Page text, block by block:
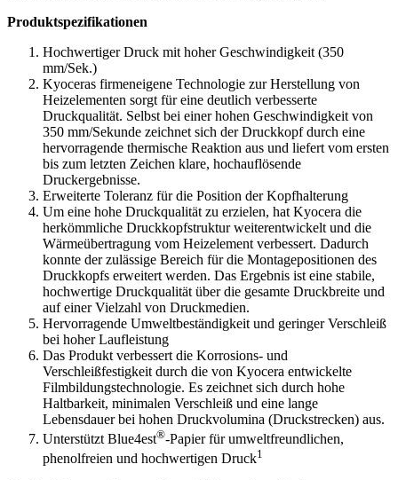
Produktspezifikationen
Hochwertiger Druck mit hoher Geschwindigkeit (350
mm/Sek.)
Kyoceras firmeneigene Technologie zur Herstellung von
Heizelementen sorgt für eine deutlich verbesserte
Druckqualität. Selbst bei einer hohen Geschwindigkeit von
350 mm/Sekunde zeichnet sich der Druckkopf durch eine
hervorragende thermische Reaktion aus und liefert vom ersten
bis zum letzten Zeichen klare, hochauflösende
Druckergebnisse.
Erweiterte Toleranz für die Position der Kopfhalterung
Um eine hohe Druckqualität zu erzielen, hat Kyocera die
herkömmliche Druckkopfstruktur weiterentwickelt und die
Wärmeübertragung vom Heizelement verbessert. Dadurch
konnte der zulässige Bereich für die Montagepositionen des
Druckkopfs erweitert werden. Das Ergebnis ist eine stabile,
hochwertige Druckqualität über die gesamte Druckbreite und
auf einer Vielzahl von Druckmedien.
Hervorragende Umweltbeständigkeit und geringer Verschleiß
bei hoher Laufleistung
Das Produkt verbessert die Korrosions- und
Verschleißfestigkeit durch die von Kyocera entwickelte
Filmbildungstechnologie. Es zeichnet sich durch hohe
Haltbarkeit, minimalen Verschleiß und eine lange
Lebensdauer bei hohen Druckvolumina (Druckstrecken) aus.
Unterstützt Blue4est®-Papier für umweltfreundlichen,
phenolfreien und hochwertigen Druck1